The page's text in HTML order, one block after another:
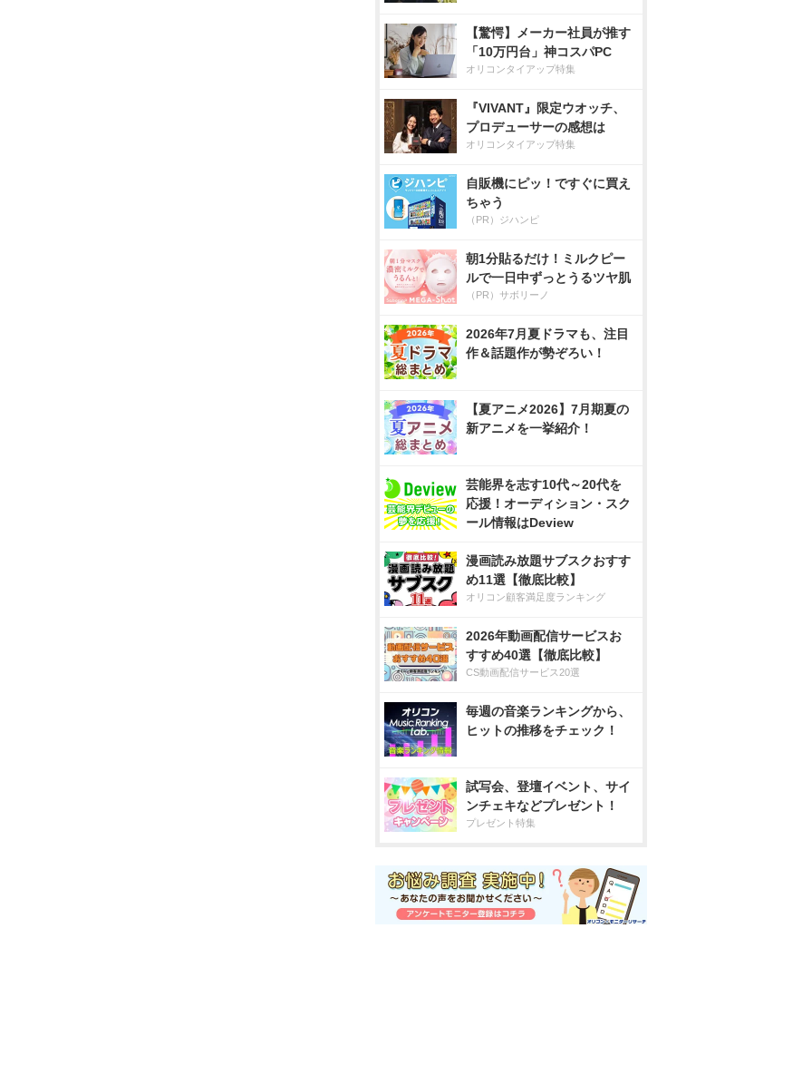
【驚愕】メーカー社員が推す
「10万円台」神コスパPC
オリコンタイアップ特集
『VIVANT』限定ウオッチ、
プロデューサーの感想は
オリコンタイアップ特集
自販機にピッ！ですぐに買え
ちゃう
（PR）ジハンピ
朝1分貼るだけ！ミルクピー
ルで一日中ずっとうるツヤ肌
（PR）サボリーノ
2026年7月夏ドラマも、注目
作＆話題作が勢ぞろい！
【夏アニメ2026】7月期夏の
新アニメを一挙紹介！
芸能界を志す10代～20代を
応援！オーディション・スク
ール情報はDeview
漫画読み放題サブスクおすす
め11選【徹底比較】
オリコン顧客満足度ランキング
2026年動画配信サービスお
すすめ40選【徹底比較】
CS動画配信サービス20選
毎週の音楽ランキングから、
ヒットの推移をチェック！
試写会、登壇イベント、サイ
ンチェキなどプレゼント！
プレゼント特集